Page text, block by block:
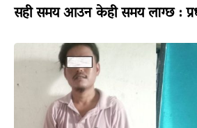
सही समय आउन केही समय लाग्छ :